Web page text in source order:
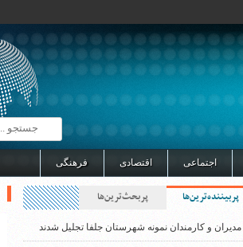
اجتماعی اقتصادی فرهنگی
پربیننده‌ترین‌ها پربحث‌ترین‌ها
مدیران و کارمندان نمونه شهرستان جلفا تجلیل شدند